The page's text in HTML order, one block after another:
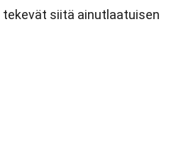
tekevät siitä ainutlaatuisen